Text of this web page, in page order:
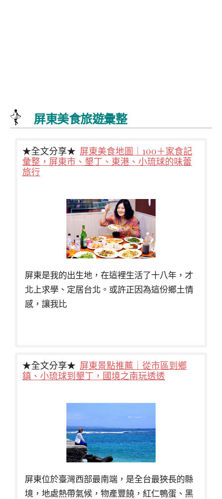
屏東美食旅遊彙整
★全文分享★ 屏東美食地圖｜100＋家食記
彙整，屏東市、墾丁、東港、小琉球的味蕾
旅行
屏東是我的出生地，在這裡生活了十八年，才
北上求學、定居台北。或許正因為這份鄉土情
感，讓我比
★全文分享★ 屏東景點推薦｜從市區到鄉
鎮、小琉球到墾丁，國境之南玩透透
屏東位於臺灣西部最南端，是全台最狹長的縣
境，地處熱帶氣候，物產豐饒，紅仁鴨蛋、黑